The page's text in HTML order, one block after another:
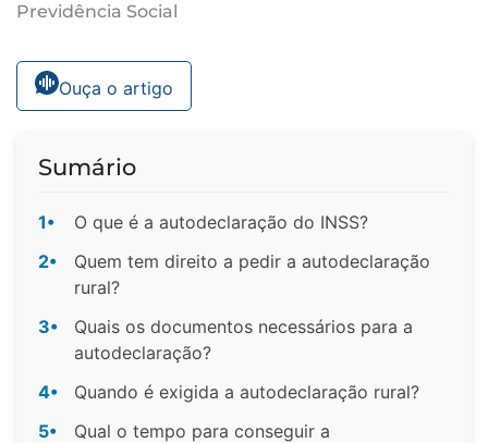
Previdência Social
Ouça o artigo
Sumário
1•
O que é a autodeclaração do INSS?
2•
Quem tem direito a pedir a autodeclaração
rural?
3•
Quais os documentos necessários para a
autodeclaração?
4•
Quando é exigida a autodeclaração rural?
5•
Qual o tempo para conseguir a